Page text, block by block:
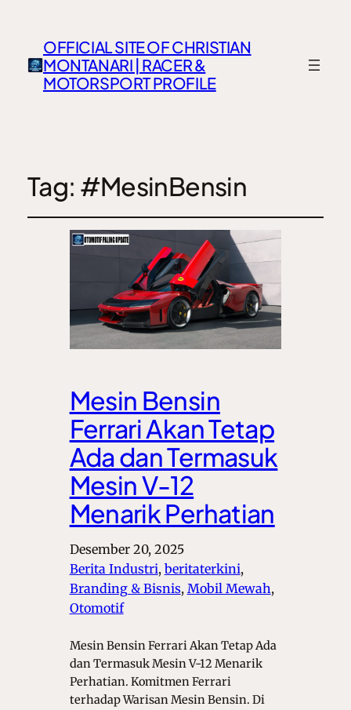
OFFICIAL SITE OF CHRISTIAN
MONTANARI | RACER &
MOTORSPORT PROFILE
Tag: #MesinBensin
Mesin Bensin
Ferrari Akan Tetap
Ada dan Termasuk
Mesin V-12
Menarik Perhatian
Desember 20, 2025
Berita Industri, beritaterkini ,
Branding & Bisnis, Mobil Mewah ,
Otomotif
Mesin Bensin Ferrari Akan Tetap Ada
dan Termasuk Mesin V-12 Menarik
Perhatian. Komitmen Ferrari
terhadap Warisan Mesin Bensin. Di